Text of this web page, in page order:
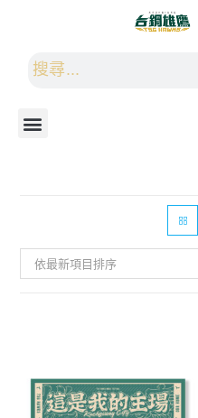
依最新項目排序